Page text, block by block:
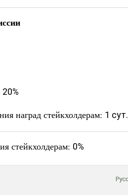
20%
наград стейкхолдерам: 1 сут.
стейкхолдерам: 0%